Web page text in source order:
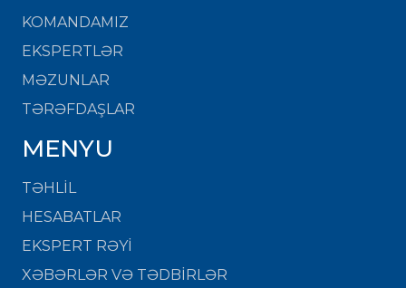
KOMANDAMIZ
EKSPERTLƏR
MƏZUNLAR
TƏRƏFDAŞLAR
MENYU
TƏHLİL
HESABATLAR
EKSPERT RƏYİ
XƏBƏRLƏR VƏ TƏDBİRLƏR